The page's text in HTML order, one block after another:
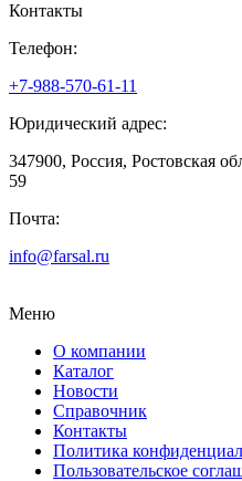
Контакты
Телефон:
+7-988-570-61-11
Юридический адрес:
347900, Россия, Ростовская
59
Почта:
info@farsal.ru
Меню
О компании
Каталог
Новости
Cправочник
Контакты
Политика
Пользовательское